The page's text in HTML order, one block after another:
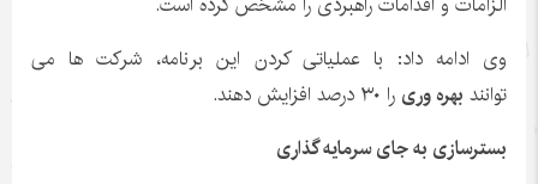
وی ادامه داد: با عملیاتی کردن این برنامه، شرکت ها می
توانند بهره وری را ۳۰ درصد افزایش دهند.
بسترسازی به جای سرمایه گذاری